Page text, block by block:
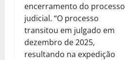
encerramento do processo
judicial. “O processo
transitou em julgado em
dezembro de 2025,
resultando na expedição